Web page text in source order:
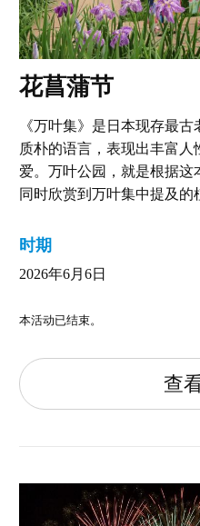
花菖蒲节
《万叶集》是日本现存最
质朴的语言，表现出丰富
爱。万叶公园，就是根据这
同时欣赏到万叶集中提及的
时期
2026年6月6日
本活动已结束。
查